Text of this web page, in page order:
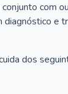
com
diagnóstico e
dos